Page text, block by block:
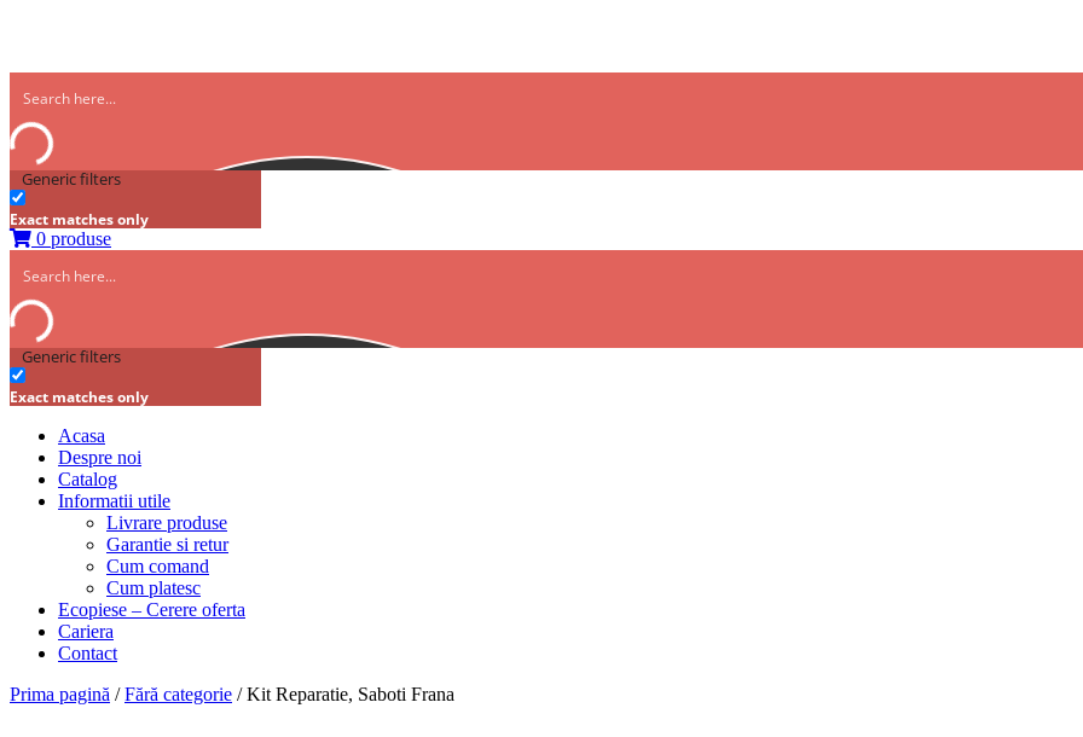
Generic filters
Exact matches only
0 produse
Generic filters
Exact matches only
Acasa
Despre noi
Catalog
Informatii utile
Livrare produse
Garantie si retur
Cum comand
Cum platesc
Ecopiese – Cerere oferta
Cariera
Contact
Prima pagină /Fără categorie / Kit Reparatie, Saboti Frana